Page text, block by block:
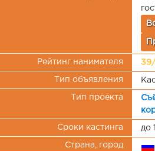
Рейтинг нанимателя
Тип объявления
Тип проекта
Сроки кастинга до
Страна, город